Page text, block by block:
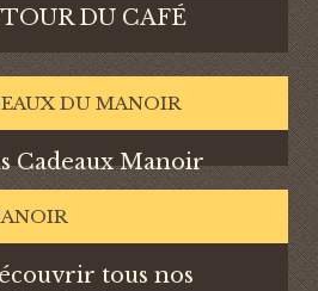
DU CAFÉ
DU MANOIR
tous nos